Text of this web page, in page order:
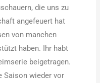
die uns zu
angefeuert hat
von manchen
haben. Ihr habt
beigetragen.
Saison wieder vor